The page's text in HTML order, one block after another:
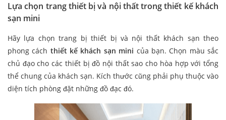
Lựa chọn trang thiết bị và nội thất trong thiết kế khách
sạn mini
Hãy lựa chọn trang bị thiết bị và nội thất khách sạn theo
phong cách thiết kế khách sạn mini của bạn. Chọn màu sắc
chủ đạo cho các thiết bị đồ nội thất sao cho hòa hợp với tổng
thể chung của khách sạn. Kích thước cũng phải phụ thuộc vào
diện tích phòng đặt những đồ đạc đó.